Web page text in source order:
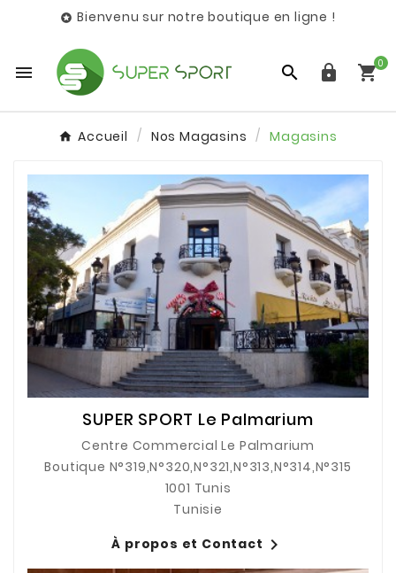
 Bienvenu sur notre boutique en ligne !
   0
Accueil Nos Magasins Magasins
SUPER SPORT Le Palmarium
Centre Commercial Le Palmarium
Boutique N°319,N°320,N°321,N°313,N°314,N°315
1001 Tunis
Tunisie
À propos et Contact 